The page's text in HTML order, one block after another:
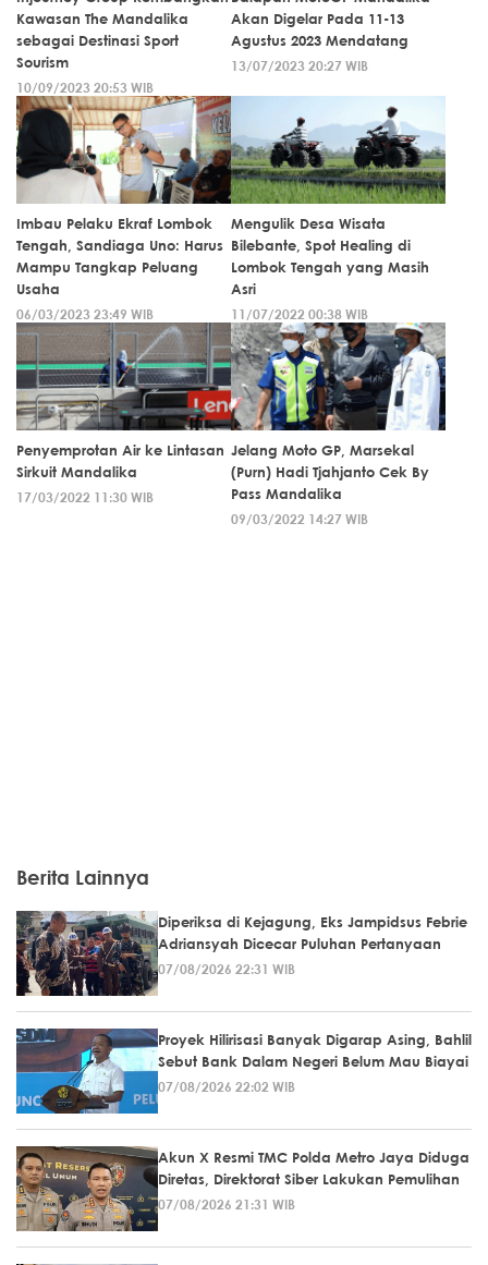
Kawasan The Mandalika
sebagai Destinasi Sport
Sourism
10/09/2023 20:53 WIB
Akan Digelar Pada 11-13
Agustus 2023 Mendatang
13/07/2023 20:27 WIB
Imbau Pelaku Ekraf Lombok
Tengah, Sandiaga Uno: Harus
Mampu Tangkap Peluang
Usaha
06/03/2023 23:49 WIB
Mengulik Desa Wisata
Bilebante, Spot Healing di
Lombok Tengah yang Masih
Asri
11/07/2022 00:38 WIB
Penyemprotan Air ke Lintasan
Sirkuit Mandalika
17/03/2022 11:30 WIB
Jelang Moto GP, Marsekal
(Purn) Hadi Tjahjanto Cek By
Pass Mandalika
09/03/2022 14:27 WIB
Berita Lainnya
Diperiksa di Kejagung, Eks Jampidsus Febrie
Adriansyah Dicecar Puluhan Pertanyaan
07/08/2026 22:31 WIB
Proyek Hilirisasi Banyak Digarap Asing, Bahlil
Sebut Bank Dalam Negeri Belum Mau Biayai
07/08/2026 22:02 WIB
Akun X Resmi TMC Polda Metro Jaya Diduga
Diretas, Direktorat Siber Lakukan Pemulihan
07/08/2026 21:31 WIB